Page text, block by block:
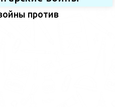
против